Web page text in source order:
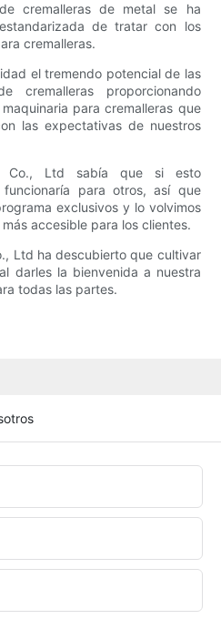
cremalleras de metal se ha
de tratar con los
cremalleras.
el tremendo potencial de las
cremalleras proporcionando
para cremalleras que
las expectativas de nuestros
Co., Ltd sabía que si esto
para otros, así que
exclusivos y lo volvimos
accesible para los clientes.
Ltd ha descubierto que cultivar
darles la bienvenida a nuestra
todas las partes.